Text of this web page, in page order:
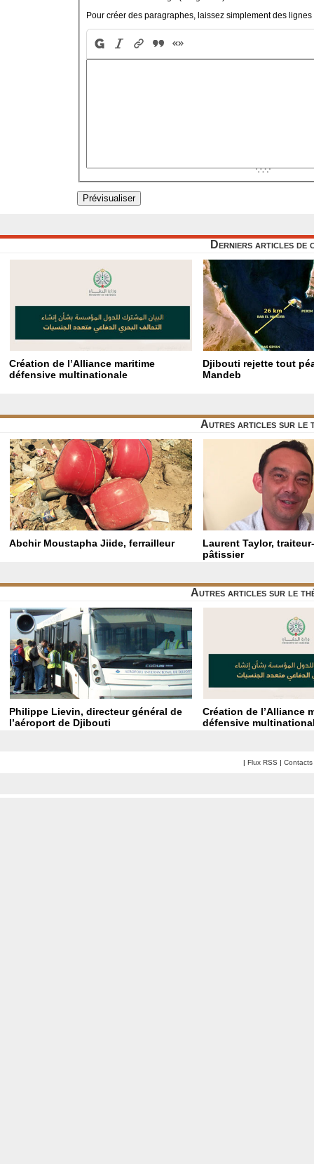
Pour créer des paragraphes, laissez simplement des lignes
Derniers articles de
Création de l’Alliance maritime
défensive multinationale
Djibouti rejette tout
Mandeb
Autres articles sur le
Abchir Moustapha Jiide, ferrailleur
Laurent Taylor,
pâtissier
Autres articles sur le
Philippe Lievin, directeur général de
l’aéroport de Djibouti
Création de l’Alliance
défensive
| Flux RSS | Contacts